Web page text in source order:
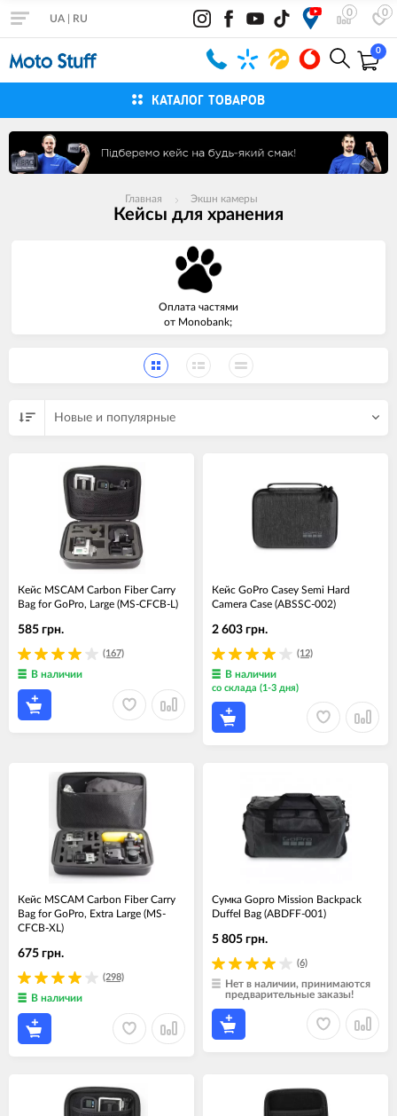
0 0
UA RU
0
КАТАЛОГ ТОВАРОВ
Главная Экшн камеры
Кейсы для хранения
Оплата частями
от Monobank;
Новые и популярные
Кейс MSCAM Carbon Fiber Carry
Bag for GoPro, Large (MS-CFCB-L)
(167)
585 грн.
В наличии
Кейс GoPro Casey Semi Hard
Camera Case (ABSSC-002)
(12)
2 603 грн.
В наличии
со склада (1-3 дня)
Кейс MSCAM Carbon Fiber Carry
Bag for GoPro, Extra Large (MS-
CFCB-XL)
(298)
675 грн.
В наличии
Сумка Gopro Mission Backpack
Duffel Bag (ABDFF-001)
(6)
5 805 грн.
Нет в наличии, принимаются
предварительные заказы!